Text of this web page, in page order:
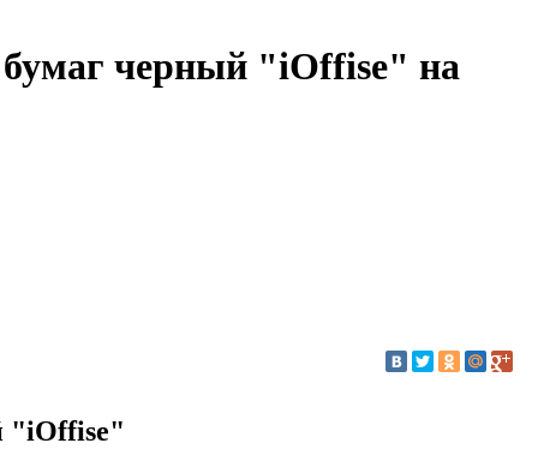
черный "iOffise" на
"iOffise"